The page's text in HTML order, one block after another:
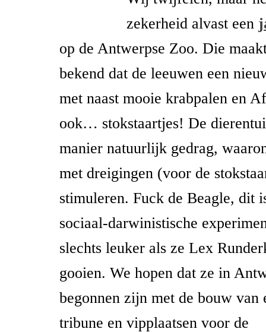
zekerheid alvast een
op de Antwerpse Zoo. Die
bekend dat de leeuwen een
met naast mooie krabpalen en
ook… stokstaartjes! De
manier natuurlijk gedrag,
met dreigingen (voor de
stimuleren. Fuck de Beagle, dit
sociaal-darwinistische
slechts leuker als ze Lex
gooien. We hopen dat ze in
begonnen zijn met de bouw van
tribune en vipplaatsen voor de